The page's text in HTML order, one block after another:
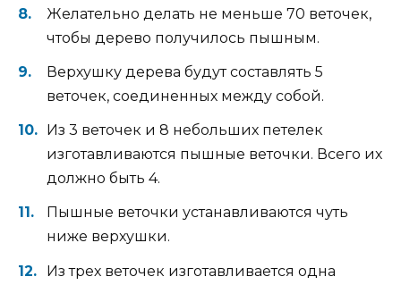
Желательно делать не меньше 70 веточек,
чтобы дерево получилось пышным.
Верхушку дерева будут составлять 5
веточек, соединенных между собой.
Из 3 веточек и 8 небольших петелек
изготавливаются пышные веточки. Всего их
должно быть 4.
Пышные веточки устанавливаются чуть
ниже верхушки.
Из трех веточек изготавливается одна